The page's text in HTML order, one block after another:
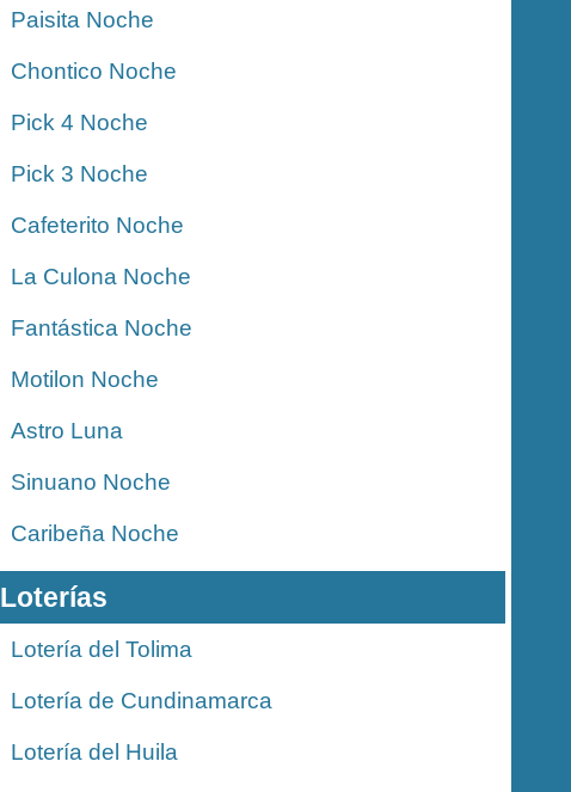
Paisita Noche
Chontico Noche
Pick 4 Noche
Pick 3 Noche
Cafeterito Noche
La Culona Noche
Fantástica Noche
Motilon Noche
Astro Luna
Sinuano Noche
Caribeña Noche
Loterías
Lotería del Tolima
Lotería de Cundinamarca
Lotería del Huila